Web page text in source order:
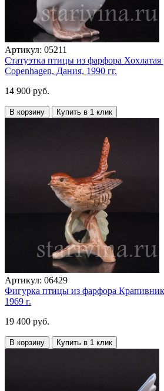
Артикул: 05211
Статуэтка птицы из фарфора Хохлатая
Copenhagen, Дания, 1990 гг.
14 900 руб.
В корзину Купить в 1 клик
Артикул: 06429
Фигурка птицы из фарфора
1969 г.
19 400 руб.
В корзину Купить в 1 клик